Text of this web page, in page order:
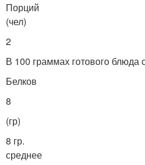
Порций
(чел)
2
В 100 граммах готового блюда
Белков
8
(гр)
8 гр.
среднее